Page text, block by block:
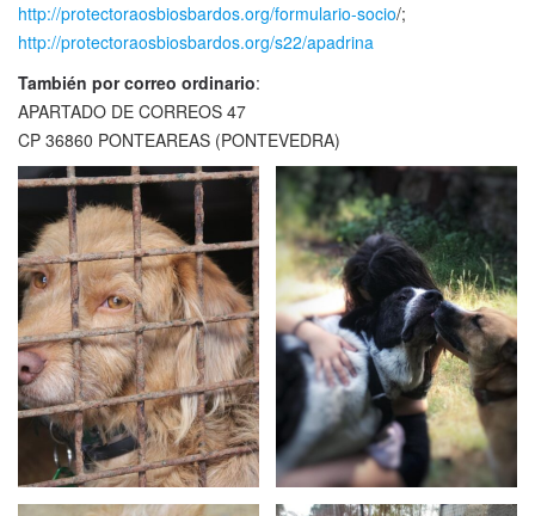
http://protectoraosbiosbardos.org/formulario-socio/;
http://protectoraosbiosbardos.org/s22/apadrina
También por correo ordinario:
APARTADO DE CORREOS 47
CP 36860 PONTEAREAS (PONTEVEDRA)